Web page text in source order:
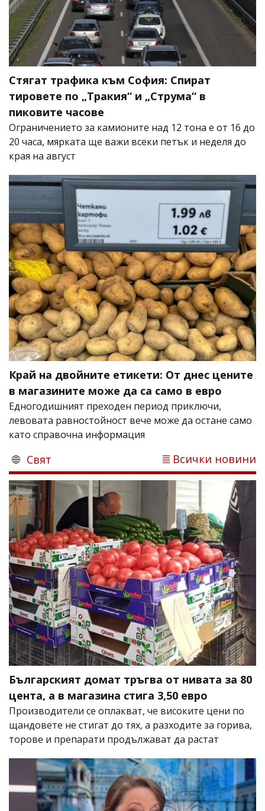
Стягат трафика към София: Спират
тировете по „Тракия“ и „Струма“ в
пиковите часове
Ограничението за камионите над 12 тона е от 16 до
20 часа, мярката ще важи всеки петък и неделя до
края на август
Край на двойните етикети: От днес цените
в магазините може да са само в евро
Едногодишният преходен период приключи,
левовата равностойност вече може да остане само
като справочна информация
Свят Всички новини
Българският домат тръгва от нивата за 80
цента, а в магазина стига 3,50 евро
Производители се оплакват, че високите цени по
щандовете не стигат до тях, а разходите за горива,
торове и препарати продължават да растат